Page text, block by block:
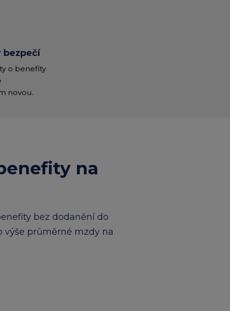
bezpečí
o benefity
novou.
na
bez dodanění do
výše průměrné mzdy na